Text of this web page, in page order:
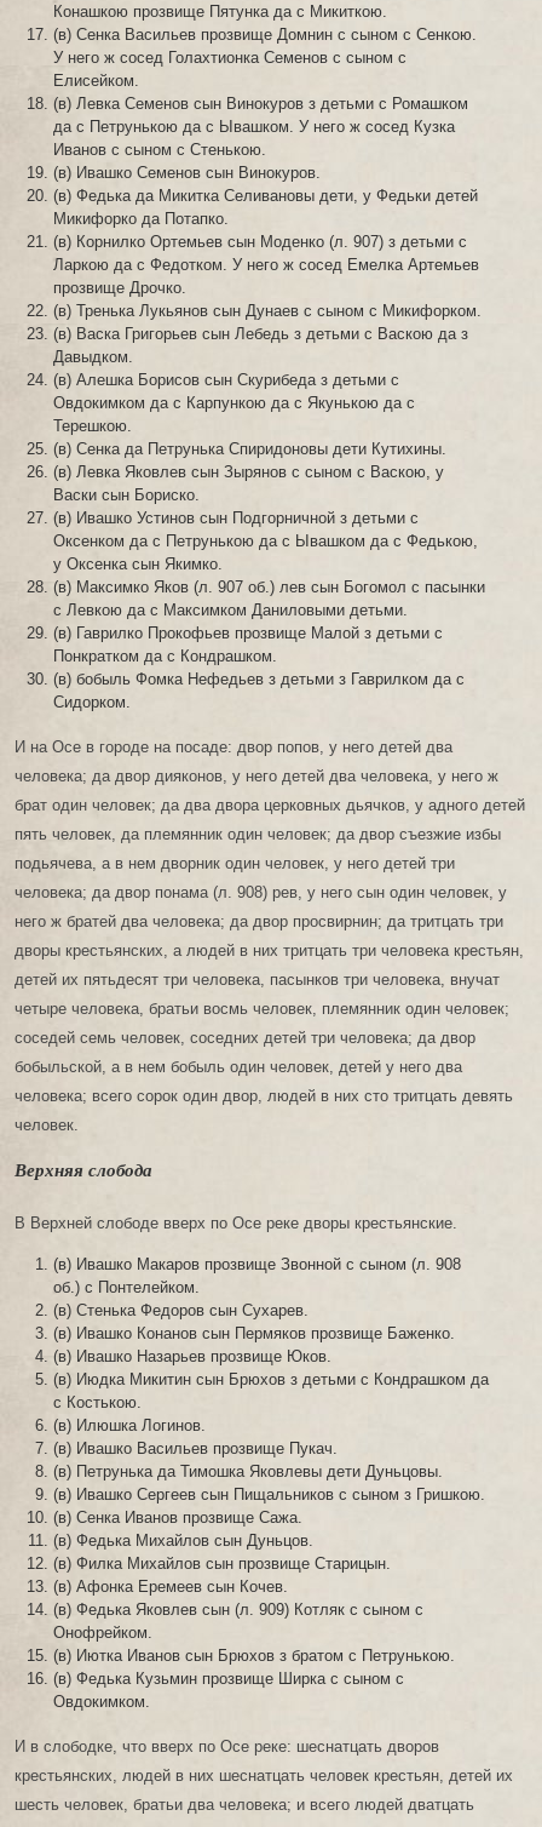
Конашкою прозвище Пятунка да с Микиткою.
(в) Сенка Васильев прозвище Домнин с сыном с Сенкою.
У него ж сосед Голахтионка Семенов с сыном с
Елисейком.
(в) Левка Семенов сын Винокуров з детьми с Ромашком
да с Петрунькою да с Ывашком. У него ж сосед Кузка
Иванов с сыном с Стенькою.
(в) Ивашко Семенов сын Винокуров.
(в) Федька да Микитка Селивановы дети, у Федьки детей
Микифорко да Потапко.
(в) Корнилко Ортемьев сын Моденко (л. 907) з детьми с
Ларкою да с Федотком. У него ж сосед Емелка Артемьев
прозвище Дрочко.
(в) Тренька Лукьянов сын Дунаев с сыном с Микифорком.
(в) Васка Григорьев сын Лебедь з детьми с Васкою да з
Давыдком.
(в) Алешка Борисов сын Скурибеда з детьми с
Овдокимком да с Карпункою да с Якунькою да с
Терешкою.
(в) Сенка да Петрунька Спиридоновы дети Кутихины.
(в) Левка Яковлев сын Зырянов с сыном с Васкою, у
Васки сын Бориско.
(в) Ивашко Устинов сын Подгорничной з детьми с
Оксенком да с Петрунькою да с Ывашком да с Федькою,
у Оксенка сын Якимко.
(в) Максимко Яков (л. 907 об.) лев сын Богомол с пасынки
с Левкою да с Максимком Даниловыми детьми.
(в) Гаврилко Прокофьев прозвище Малой з детьми с
Понкратком да с Кондрашком.
(в) бобыль Фомка Нефедьев з детьми з Гаврилком да с
Сидорком.
И на Осе в городе на посаде: двор попов, у него детей два
человека; да двор дияконов, у него детей два человека, у него ж
брат один человек; да два двора церковных дьячков, у адного детей
пять человек, да племянник один человек; да двор съезжие избы
подьячева, а в нем дворник один человек, у него детей три
человека; да двор понама (л. 908) рев, у него сын один человек, у
него ж братей два человека; да двор просвирнин; да тритцать три
дворы крестьянских, а людей в них тритцать три человека крестьян,
детей их пятьдесят три человека, пасынков три человека, внучат
четыре человека, братьи восмь человек, племянник один человек;
соседей семь человек, соседних детей три человека; да двор
бобыльской, а в нем бобыль один человек, детей у него два
человека; всего сорок один двор, людей в них сто тритцать девять
человек.
Верхняя слобода
В Верхней слободе вверх по Осе реке дворы крестьянские.
(в) Ивашко Макаров прозвище Звонной с сыном (л. 908
об.) с Понтелейком.
(в) Стенька Федоров сын Сухарев.
(в) Ивашко Конанов сын Пермяков прозвище Баженко.
(в) Ивашко Назарьев прозвище Юков.
(в) Июдка Микитин сын Брюхов з детьми с Кондрашком да
с Костькою.
(в) Илюшка Логинов.
(в) Ивашко Васильев прозвище Пукач.
(в) Петрунька да Тимошка Яковлевы дети Дуньцовы.
(в) Ивашко Сергеев сын Пищальников с сыном з Гришкою.
(в) Сенка Иванов прозвище Сажа.
(в) Федька Михайлов сын Дуньцов.
(в) Филка Михайлов сын прозвище Старицын.
(в) Афонка Еремеев сын Кочев.
(в) Федька Яковлев сын (л. 909) Котляк с сыном с
Онофрейком.
(в) Иютка Иванов сын Брюхов з братом с Петрунькою.
(в) Федька Кузьмин прозвище Ширка с сыном с
Овдокимком.
И в слободке, что вверх по Осе реке: шеснатцать дворов
крестьянских, людей в них шеснатцать человек крестьян, детей их
шесть человек, братьи два человека; и всего людей дватцать